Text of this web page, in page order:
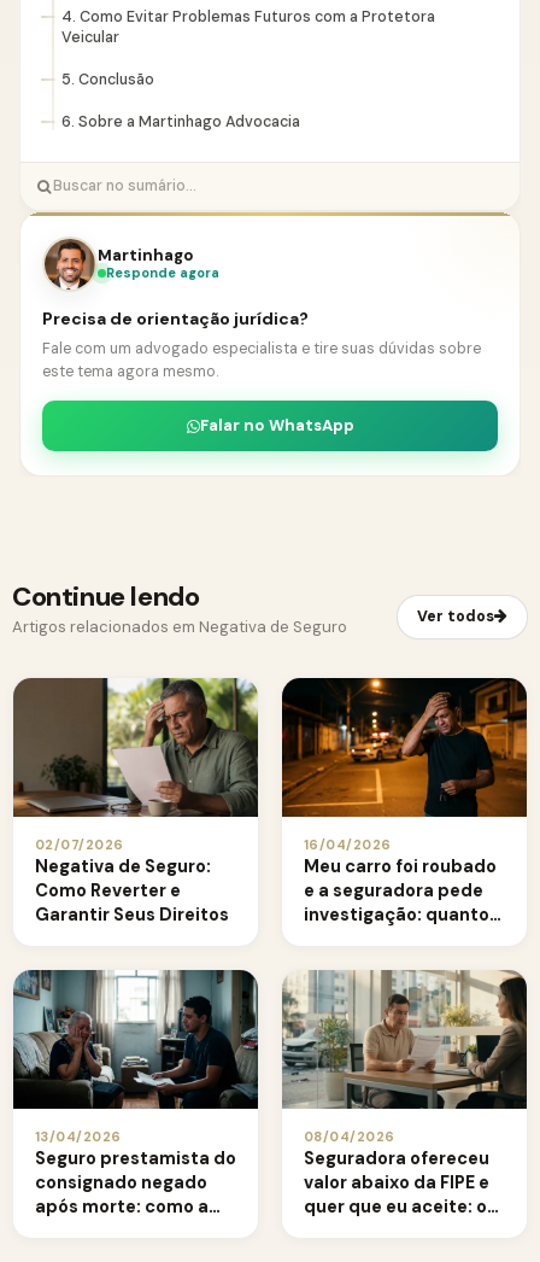
4. Como Evitar Problemas Futuros com a Protetora
Veicular
5. Conclusão
6. Sobre a Martinhago Advocacia
Martinhago
Responde agora
Precisa de orientação jurídica?
Fale com um advogado especialista e tire suas dúvidas sobre
este tema agora mesmo.
Falar no WhatsApp
Continue lendo
Artigos relacionados em Negativa de Seguro
Ver todos
02/07/2026
Negativa de Seguro:
Como Reverter e
Garantir Seus Direitos
16/04/2026
Meu carro foi roubado
e a seguradora pede
investigação: quanto
13/04/2026
Seguro prestamista do
consignado negado
após morte: como a
08/04/2026
Seguradora ofereceu
valor abaixo da FIPE e
quer que eu aceite: o